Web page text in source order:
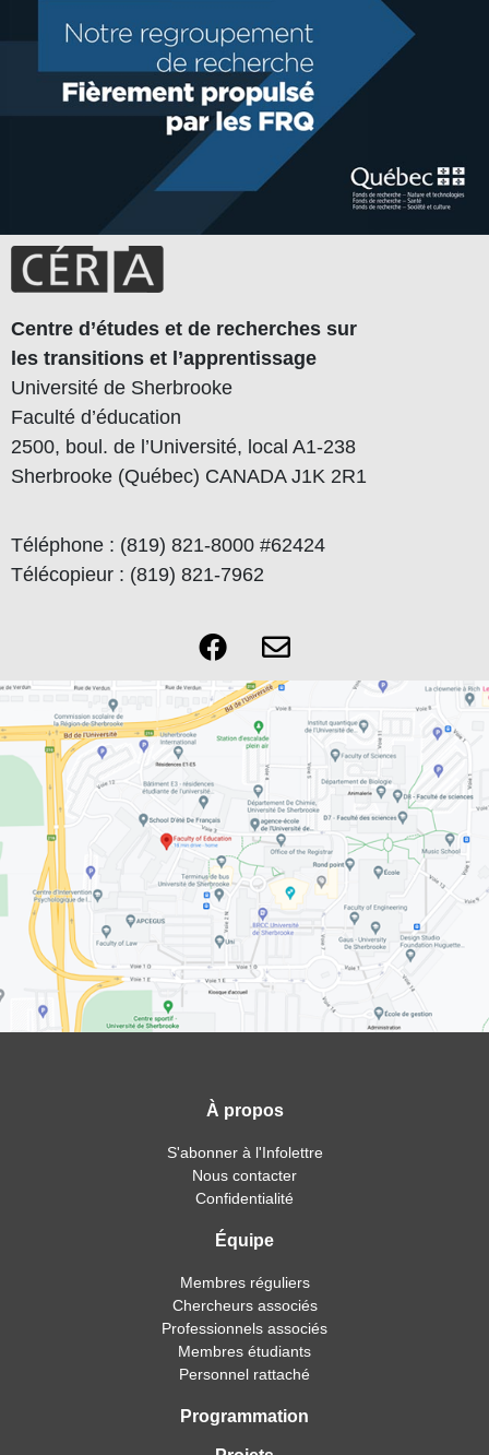
Centre d’études et de recherches sur
les transitions et l’apprentissage
Université de Sherbrooke
Faculté d’éducation
2500, boul. de l’Université, local A1-238
Sherbrooke (Québec) CANADA J1K 2R1
Téléphone : (819) 821-8000 #62424
Télécopieur : (819) 821-7962
À propos
S'abonner à l'Infolettre
Nous contacter
Confidentialité
Équipe
Membres réguliers
Chercheurs associés
Professionnels associés
Membres étudiants
Personnel rattaché
Programmation